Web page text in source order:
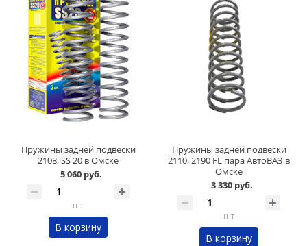
Пружины задней подвески
2108, SS 20 в Омске
5 060 руб.
шт
В корзину
Пружины задней подвески
2110, 2190 FL пара АвтоВАЗ в
Омске
3 330 руб.
шт
В корзину